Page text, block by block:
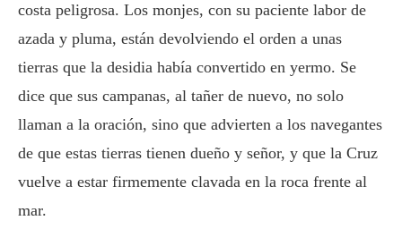
costa peligrosa. Los monjes, con su paciente labor de
azada y pluma, están devolviendo el orden a unas
tierras que la desidia había convertido en yermo. Se
dice que sus campanas, al tañer de nuevo, no solo
llaman a la oración, sino que advierten a los navegantes
de que estas tierras tienen dueño y señor, y que la Cruz
vuelve a estar firmemente clavada en la roca frente al
mar.